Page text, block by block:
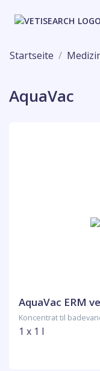
Startseite
AquaVac
AquaVac ERM
Koncentrat til
1 x 1 l